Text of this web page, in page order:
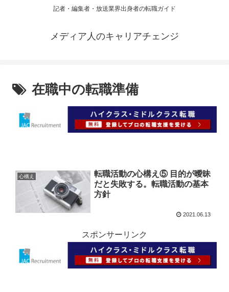
記者・編集者・放送業界出身者の転職ガイド
メディア人のキャリアチェンジ
在職中の転職準備
心構え
転職活動の心構え⑤ 目的が曖昧
だと失敗する。転職活動の基本
方針
2021.06.13
スポンサーリンク